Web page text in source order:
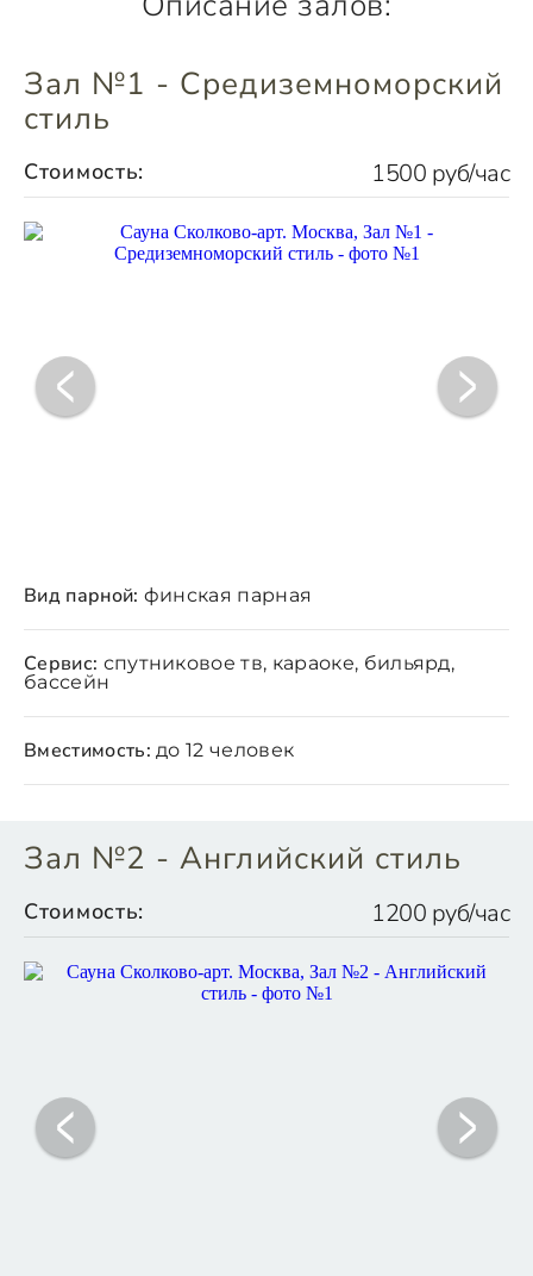
Зал №1 - Средиземноморский
стиль
Стоимость: 1500 руб/час
Вид парной: финская парная
Сервис: спутниковое тв, караоке, бильярд,
бассейн
Вместимость: до 12 человек
Зал №2 - Английский стиль
Стоимость: 1200 руб/час